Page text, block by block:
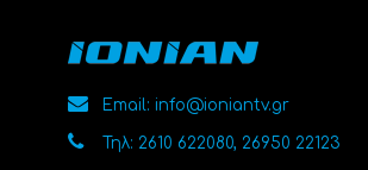
Email: info@ioniantv.gr
Τηλ: 2610 622080, 26950 22123